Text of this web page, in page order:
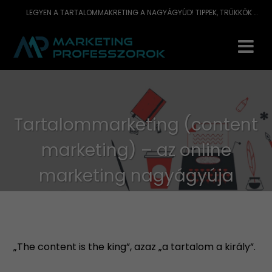
LEGYEN A TARTALOMMAKRETING A NAGYÁGYÚD! TIPPEK, TRÜKKÖK A TARTALOMMARKETING HATÉKONYSÁGA ÉRDEKÉBEN.
Tartalommarketing (content
marketing) – az online
marketing nagyágyúja
„The content is the king”, azaz „a tartalom a király”.